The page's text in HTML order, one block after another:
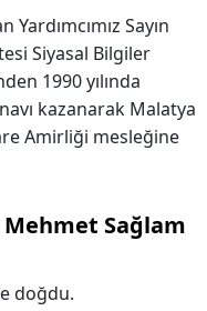
Sayın
Siyasal Bilgiler
1990 yılında
kazanarak Malatya
Amirliği mesleğine
Mehmet Sağlam
doğdu.